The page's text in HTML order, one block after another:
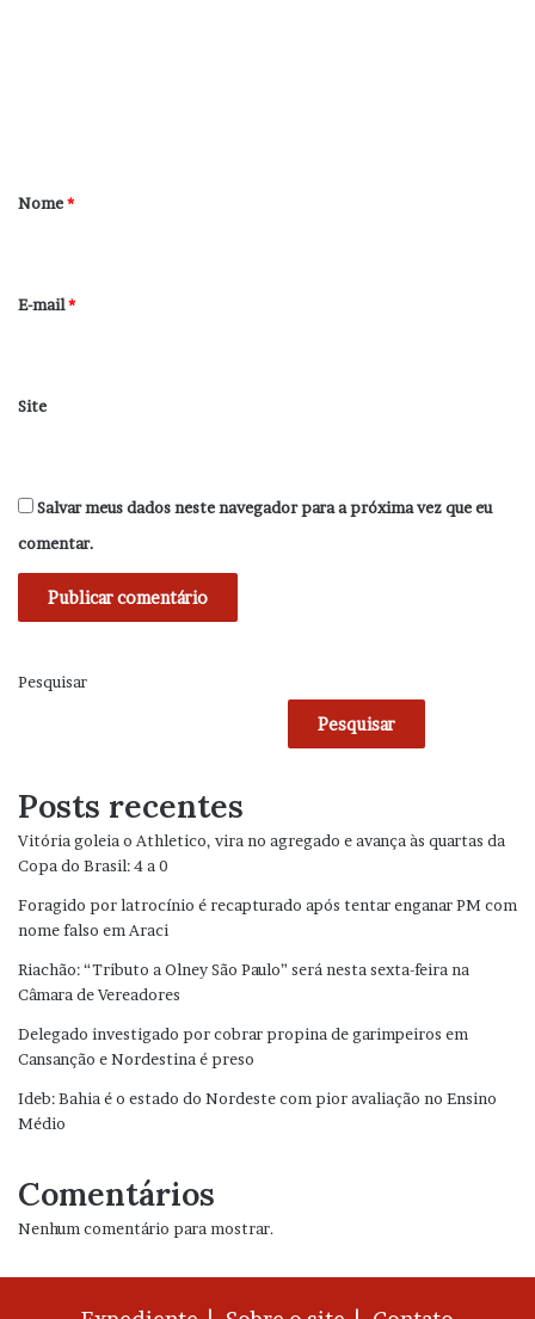
r
*
Nome*
E-mail*
Site
Salvar meus dados neste navegador para a próxima vez que eu
comentar.
Pesquisar
Pesquisar
Posts recentes
Vitória goleia o Athletico, vira no agregado e avança às quartas da
Copa do Brasil: 4 a 0
Foragido por latrocínio é recapturado após tentar enganar PM com
nome falso em Araci
Riachão: “Tributo a Olney São Paulo” será nesta sexta-feira na
Câmara de Vereadores
Delegado investigado por cobrar propina de garimpeiros em
Cansanção e Nordestina é preso
Ideb: Bahia é o estado do Nordeste com pior avaliação no Ensino
Médio
Comentários
Nenhum comentário para mostrar.